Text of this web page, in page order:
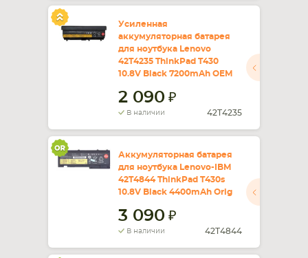
Усиленная
аккумуляторная батарея
для ноутбука Lenovo
42T4235 ThinkPad T430
10.8V Black 7200mAh OEM
2 090
В наличии 42T4235
Аккумуляторная батарея
для ноутбука Lenovo-IBM
42T4844 ThinkPad T430s
10.8V Black 4400mAh Orig
3 090
В наличии 42T4844